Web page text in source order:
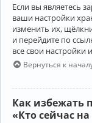
Если вы являетесь
ваши настройки
изменить их,
и перейдите по
все свои настройки
Вернуться к
Как избежать
«Кто сейчас